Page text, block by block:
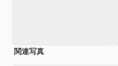
関連写真